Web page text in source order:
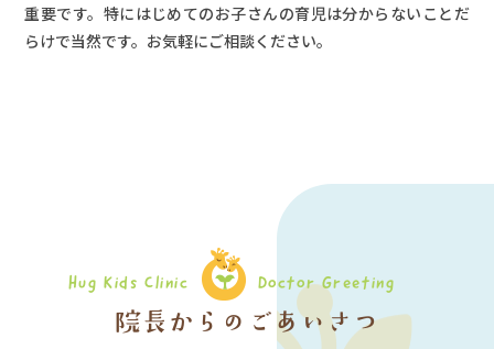
重要です。特にはじめてのお子さんの育児は分からないことだ
らけで当然です。お気軽にご相談ください。
Hug Kids Clinic Doctor Greeting
院長からのごあいさつ